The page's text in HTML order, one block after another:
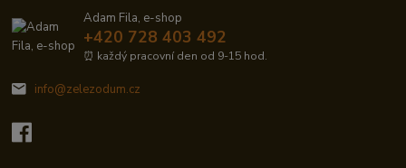
Adam Fila, e-shop
+420 728 403 492
⏰ každý pracovní den od 9-15 hod.
info@zelezodum.cz